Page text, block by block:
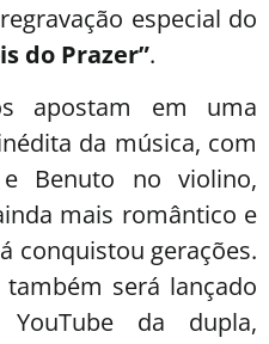
especial do
do Prazer”.
apostam em uma
da música, com
Benuto no violino,
mais romântico e
conquistou gerações.
será lançado
YouTube da dupla,